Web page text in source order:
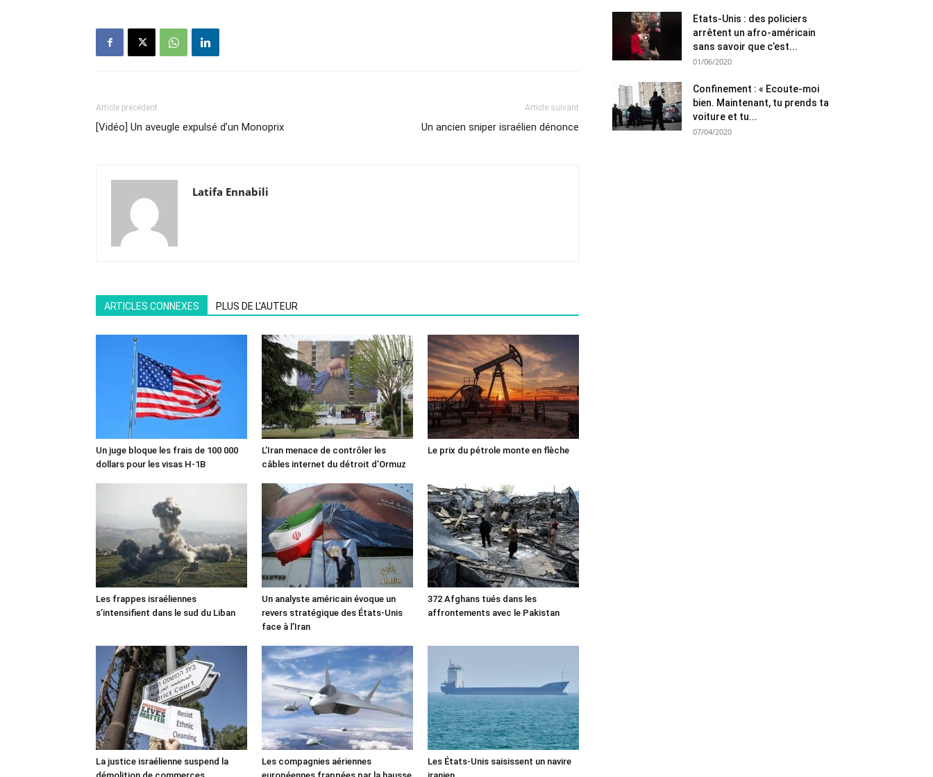
Article précédent
[Vidéo] Un aveugle expulsé d’un Monoprix
Article suivant
Un ancien sniper israélien dénonce
Latifa Ennabili
ARTICLES CONNEXES PLUS DE L'AUTEUR
Un juge bloque les frais de 100 000
dollars pour les visas H-1B
L’Iran menace de contrôler les
câbles internet du détroit d’Ormuz
Le prix du pétrole monte en flèche
Les frappes israéliennes
s’intensifient dans le sud du Liban
Un analyste américain évoque un
revers stratégique des États-Unis
face à l’Iran
372 Afghans tués dans les
affrontements avec le Pakistan
La justice israélienne suspend la
Les compagnies aériennes
Les États-Unis saisissent un navire
Etats-Unis : des policiers
arrêtent un afro-américain
sans savoir que c’est...
01/06/2020
Confinement : « Ecoute-moi
bien. Maintenant, tu prends ta
voiture et tu...
07/04/2020